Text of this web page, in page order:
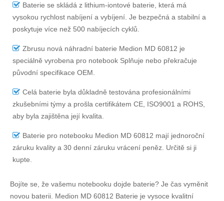
Baterie se skládá z lithium-iontové baterie, která má
vysokou rychlost nabíjení a vybíjení. Je bezpečná a stabilní a
poskytuje více než 500 nabíjecích cyklů.
Zbrusu nová náhradní baterie Medion MD 60812 je
speciálně vyrobena pro notebook Splňuje nebo překračuje
původní specifikace OEM.
Celá baterie byla důkladně testována profesionálními
zkušebními týmy a prošla certifikátem CE, ISO9001 a ROHS,
aby byla zajištěna její kvalita.
Baterie pro notebooku Medion MD 60812 mají jednoroční
záruku kvality a 30 denní záruku vrácení peněz. Určitě si ji
kupte.
Bojíte se, že vašemu notebooku dojde baterie? Je čas vyměnit
novou baterii. Medion MD 60812 Baterie je vysoce kvalitní